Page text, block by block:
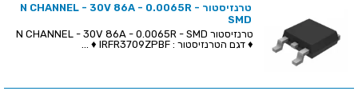
טרנזיסטור N CHANNEL - 30V 86A - 0.0065R -
SMD
♦ דגם הטרנזיסטור : IRFR3709ZPBF ♦ ...